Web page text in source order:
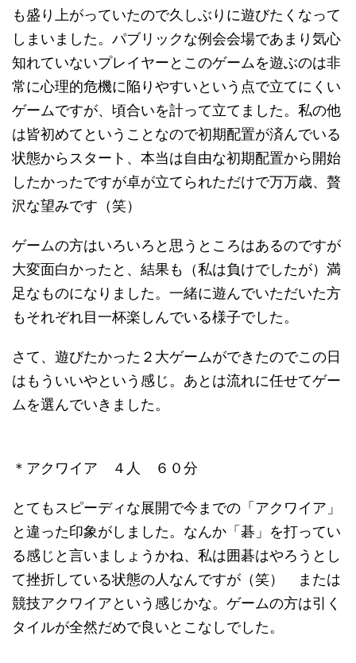
も盛り上がっていたので久しぶりに遊びたくなって
しまいました。パブリックな例会会場であまり気心
知れていないプレイヤーとこのゲームを遊ぶのは非
常に心理的危機に陥りやすいという点で立てにくい
ゲームですが、頃合いを計って立てました。私の他
は皆初めてということなので初期配置が済んでいる
状態からスタート、本当は自由な初期配置から開始
したかったですが卓が立てられただけで万万歳、贅
沢な望みです（笑）
ゲームの方はいろいろと思うところはあるのですが
大変面白かったと、結果も（私は負けでしたが）満
足なものになりました。一緒に遊んでいただいた方
もそれぞれ目一杯楽しんでいる様子でした。
さて、遊びたかった２大ゲームができたのでこの日
はもういいやという感じ。あとは流れに任せてゲー
ムを選んでいきました。
＊アクワイア ４人 ６０分
とてもスピーディな展開で今までの「アクワイア」
と違った印象がしました。なんか「碁」を打ってい
る感じと言いましょうかね、私は囲碁はやろうとし
て挫折している状態の人なんですが（笑） または
競技アクワイアという感じかな。ゲームの方は引く
タイルが全然だめで良いとこなしでした。